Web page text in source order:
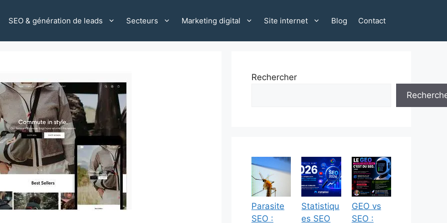
SEO & génération de leads Secteurs Marketing digital Site internet Blog Contact
Rechercher
Parasite
SEO :
Statistiqu
es SEO
GEO vs
SEO :